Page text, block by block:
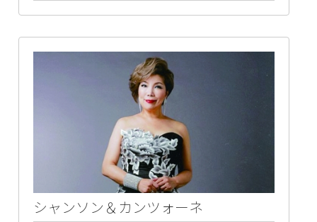
シャンソン＆カンツォーネ